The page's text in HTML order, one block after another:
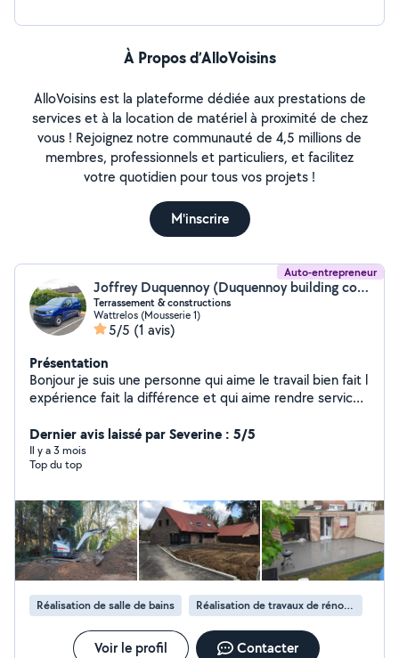
À Propos d’AlloVoisins
AlloVoisins est la plateforme dédiée aux prestations de
services et à la location de matériel à proximité de chez
vous ! Rejoignez notre communauté de 4,5 millions de
membres, professionnels et particuliers, et facilitez
votre quotidien pour tous vos projets !
M'inscrire
Auto-entrepreneur
Joffrey Duquennoy (Duquennoy building contractors)
Terrassement & constructions
Wattrelos (Mousserie 1)
5/5 (1 avis)
Présentation
Bonjour je suis une personne qui aime le travail bien fait l
expérience fait la différence et qui aime rendre service
Dernier avis laissé par Severine : 5/5
Il y a 3 mois
Top du top
Réalisation de salle de bains Réalisation de travaux de rénovation
Voir le profil Contacter